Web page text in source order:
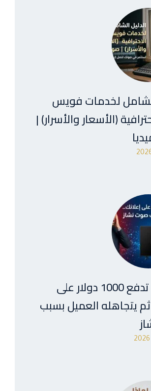
لخدمات فويس
(الأسعار والأسرار) |
تخيل أن تدفع 1000 دولار على
يتجاهله العميل بسبب